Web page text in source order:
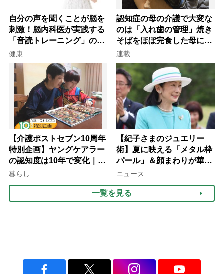
自分の声を聞くことが脳を
刺激！脳内科医が実践する
「音読トレーニング」の極
意
健康
認知症の母の介護で大変な
のは「入れ歯の管理」焼き
そばをほぼ完食した母に息
子が血の気が引いた理由
連載
【介護ポストセブン10周年
特別企画】ヤングケアラー
の認知度は10年で変化｜流
行語大賞にノミネート、法
暮らし
【紀子さまのジュエリー
術】夏に映える「メタル枠
パール」＆顔まわりが華や
ぐ「揺れる一粒」の使い分
ニュース
一覧を見る